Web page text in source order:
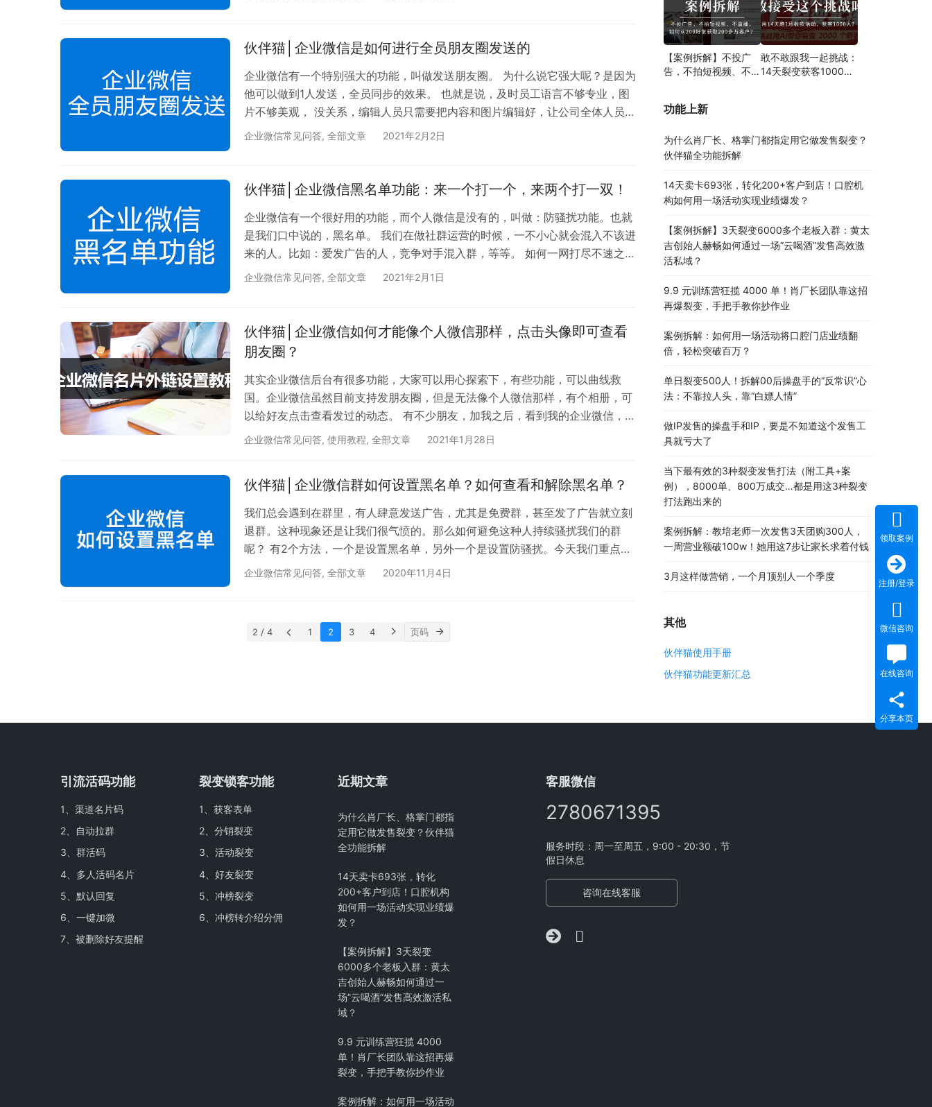
加个人微信后，目前无法像个人微信一样，查看对方微信号。 5…
伙伴猫│企业微信是如何进行全员朋友圈发送的
企业微信有一个特别强大的功能，叫做发送朋友圈。 为什么说它强大呢？是因为
他可以做到1人发送，全员同步的效果。 也就是说，及时员工语言不够专业，图
片不够美观， 没关系，编辑人员只需要把内容和图片编辑好，让公司全体人员/
某部门人员在企业微信中点击“同意发送”这条朋友圈，就可以自动完成。 甚至，
击【客户联系】-【互动服务】-【企业发表到客户朋友圈】，点击新建内…
企业微信常见问答, 全部文章 2021年2月2日
伙伴猫│企业微信黑名单功能：来一个打一个，来两个打一双！
企业微信有一个很好用的功能，而个人微信是没有的，叫做：防骚扰功能。也就
是我们口中说的，黑名单。 我们在做社群运营的时候，一不小心就会混入不该进
来的人。比如：爱发广告的人，竞争对手混入群，等等。 如何一网打尽不速之
客，企业微信给我们提供了很好用的工具。 最关键的是，当用户触犯设定的规则
下，他的微信永远不可能再次进入你创建的群。 这个防骚扰功能包含的十分丰
富： ①…
企业微信常见问答, 全部文章 2021年2月1日
伙伴猫│企业微信如何才能像个人微信那样，点击头像即可查看
朋友圈？
其实企业微信后台有很多功能，大家可以用心探索下，有些功能，可以曲线救
国。企业微信虽然目前支持发朋友圈，但是无法像个人微信那样，有个相册，可
以给好友点击查看发过的动态。 有不少朋友，加我之后，看到我的企业微信，有
个干货圈，点击后显示公众号的历史文章，觉得很好奇，问我是如何做到的？ 今
可以设置专属对外信息（可添加小程序、网页及文本信息），点击“…
企业微信常见问答, 使用教程, 全部文章 2021年1月28日
伙伴猫│企业微信群如何设置黑名单？如何查看和解除黑名单？
我们总会遇到在群里，有人肆意发送广告，尤其是免费群，甚至发了广告就立刻
退群。这种现象还是让我们很气愤的。那么如何避免这种人持续骚扰我们的群
呢？ 有2个方法，一个是设置黑名单，另外一个是设置防骚扰。今天我们重点讲
第一个方法：如何设置黑名单。（被设置黑名单的人将永远无法进入你创建的0
三个点，进入用户的【个人信息】模块，打开【禁止加入我的客户群】，广告人
就会自动…
企业微信常见问答, 全部文章 2020年11月4日
2 / 4 1 2 3 4
流！
【案例拆解】不投广
告，不拍短视频、不直
敢不敢跟我一起挑战：
14天裂变获客1000
功能上新
为什么肖厂长、格掌门都指定用它做发售裂变？
伙伴猫全功能拆解
14天卖卡693张，转化200+客户到店！口腔机
构如何用一场活动实现业绩爆发？
【案例拆解】3天裂变6000多个老板入群：黄太
吉创始人赫畅如何通过一场”云喝酒”发售高效激
活私域？
9.9 元训练营狂揽 4000 单！肖厂长团队靠这招
再爆裂变，手把手教你抄作业
案例拆解：如何用一场活动将口腔门店业绩翻
倍，轻松突破百万？
单日裂变500人！拆解00后操盘手的“反常识”心
法：不靠拉人头，靠“白嫖人情”
做IP发售的操盘手和IP，要是不知道这个发售工
具就亏大了
当下最有效的3种裂变发售打法（附工具+案
例），8000单、800万成交…都是用这3种裂变
打法跑出来的
案例拆解：教培老师一次发售3天团购300人，
一周营业额破100w！她用这7步让家长求着付钱
3月这样做营销，一个月顶别人一个季度
其他
伙伴猫使用手册
伙伴猫功能更新汇总
引流活码功能
1、 渠道名片码
2、
自动拉群
3、 群活码
4、 多人活码名片
5、 默认回复
6、 一键加微
7、 被删除好友提醒
裂变锁客功能
1、 获客表单
2、 分销裂变
3、 活动裂变
4、 好友裂变
5、 冲榜裂变
6、 冲榜转介绍分佣
近期文章
为什么肖厂长、格掌门都指
定用它做发售裂变？伙伴猫
全功能拆解
14天卖卡693张，转化
200+客户到店！口腔机构
如何用一场活动实现业绩爆
发？
【案例拆解】3天裂变
6000多个老板入群：黄太
吉创始人赫畅如何通过一
场”云喝酒”发售高效激活私
域？
9.9 元训练营狂揽 4000
单！肖厂长团队靠这招再爆
裂变，手把手教你抄作业
案例拆解：如何用一场活动
客服微信
2780671395
服务时段：周一至周五，9:00 - 20:30，节
假日休息
咨询在线客服
领取案例
注册/登录
微信咨询
在线咨询
分享本页